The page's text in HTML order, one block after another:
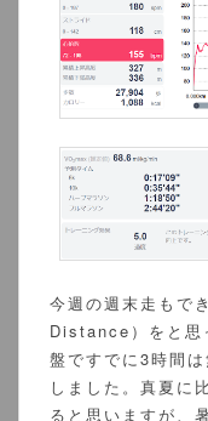
今週の週末走もで
Distance）をと思
盤ですでに3時間
しました。真夏に
ると思いますが、